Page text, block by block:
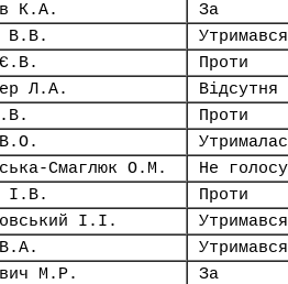
К.А.
За
В.В.
Утримався
Проти
Л.А.
Відсутня
Проти
Смаглюк О.М.
Не
І.В.
Проти
І.І.
Утримався
Утримався
М.Р.
За